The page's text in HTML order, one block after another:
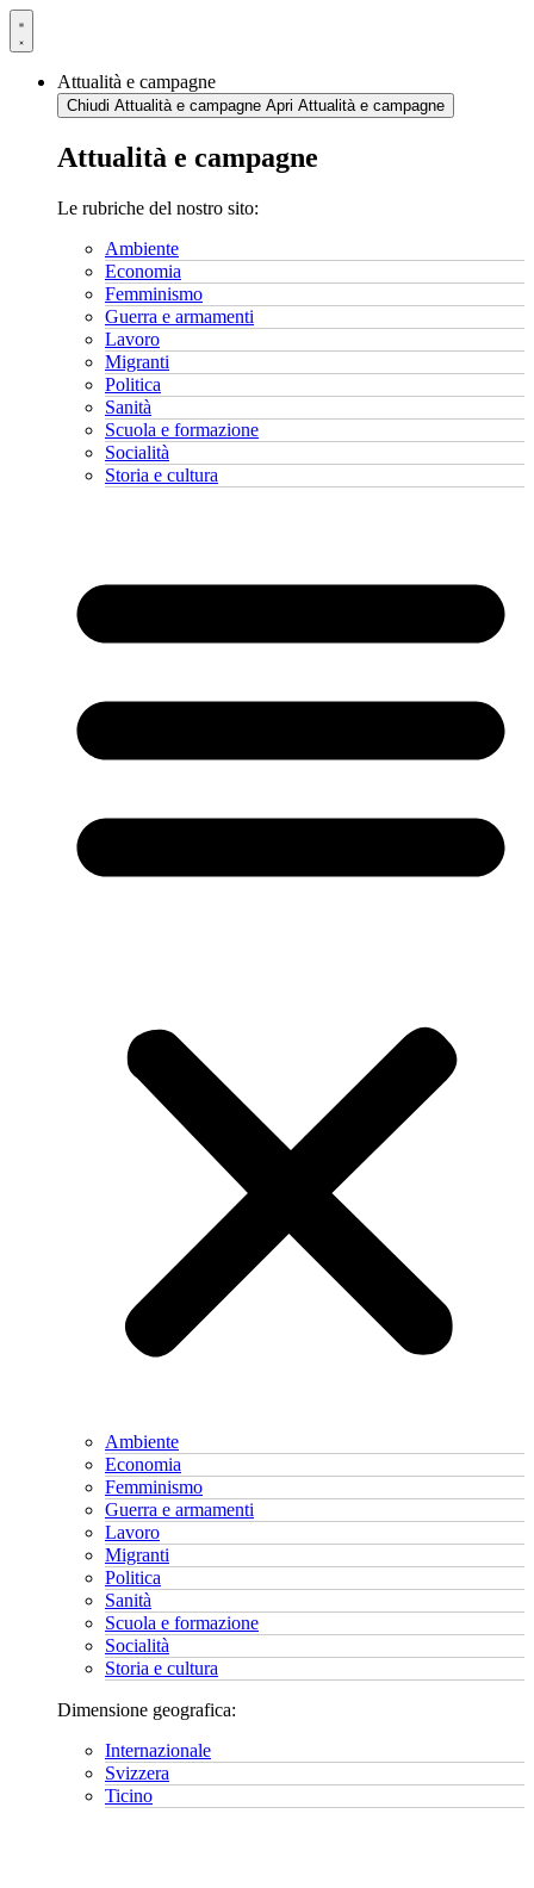
Vai
al
Attualità e campagne
Chiudi Attualità e campagne Apri Attualità e campagne
Attualità e campagne
Le rubriche del nostro sito:
Ambiente
Economia
Femminismo
Guerra e armamenti
Lavoro
Migranti
Politica
Sanità
Scuola e formazione
Socialità
Storia e cultura
Ambiente
Economia
Femminismo
Guerra e armamenti
Lavoro
Migranti
Politica
Sanità
Scuola e formazione
Socialità
Storia e cultura
Dimensione geografica:
Internazionale
Svizzera
Ticino